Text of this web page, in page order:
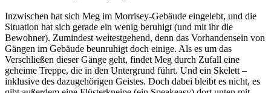
Inzwischen hat sich Meg im Morrisey-Gebäude eingelebt, und die
Situation hat sich gerade ein wenig beruhigt (und mit ihr die
Bewohner). Zumindest weitestgehend, denn das Vorhandensein von
Gängen im Gebäude beunruhigt doch einige. Als es um das
Verschließen dieser Gänge geht, findet Meg durch Zufall eine
geheime Treppe, die in den Untergrund führt. Und ein Skelett –
inklusive des dazugehörigen Geistes. Doch dabei bleibt es nicht, es